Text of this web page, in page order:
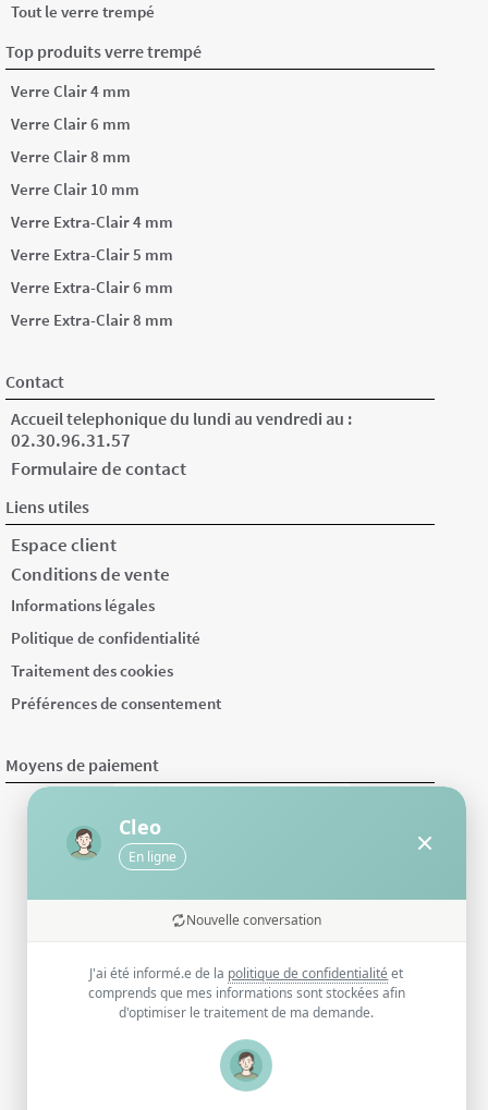
Tout le verre trempé
Top produits verre trempé
Verre Clair 4 mm
Verre Clair 6 mm
Verre Clair 8 mm
Verre Clair 10 mm
Verre Extra-Clair 4 mm
Verre Extra-Clair 5 mm
Verre Extra-Clair 6 mm
Verre Extra-Clair 8 mm
Contact
Accueil telephonique du lundi au vendredi au :
02.30.96.31.57
Formulaire de contact
Liens utiles
Espace client
Conditions de vente
Informations légales
Politique de confidentialité
Traitement des cookies
Préférences de consentement
Moyens de paiement
Cleo
En ligne
Nouvelle conversation
J'ai été informé.e de la politique de confidentialité et
comprends que mes informations sont stockées afin
d'optimiser le traitement de ma demande.